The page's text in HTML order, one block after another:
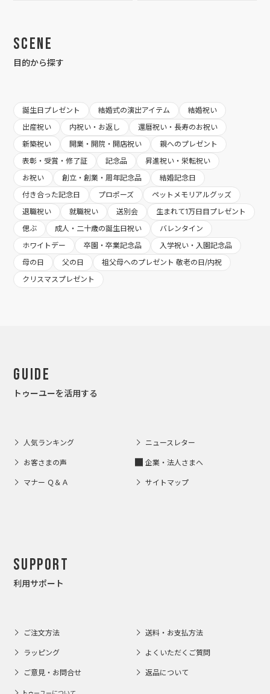
Scene
目的から探す
誕生日プレゼント 結婚式の演出アイテム
結婚祝い
出産祝い
内祝い・お返し
還暦祝い・長寿のお祝い
新築祝い
開業・開院・開店祝い
親へのプレゼント
表彰・受賞・修了証
記念品
昇進祝い・栄転祝い
お祝い
創立・創業・周年記念品
結婚記念日
付き合った記念日
プロポーズ
ペットメモリアルグッズ
退職祝い
就職祝い 送別会
生まれて1万日目プレゼント
偲ぶ
成人・二十歳の誕生日祝い
バレンタイン
ホワイトデー
卒園・卒業記念品
入学祝い・入園記念品
母の日
父の日
祖父母へのプレゼント 敬老の日/内祝
クリスマスプレゼント
Guide
トゥーユーを活用する
人気ランキング ニュースレター
お客さまの声 企業・法人さまへ
マナー Ｑ＆Ａ サイトマップ
Support
利用サポート
ご注文方法 送料・お支払方法
ラッピング よくいただくご質問
ご意見・お問合せ 返品について